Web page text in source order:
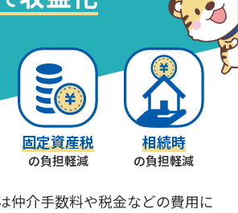
固定資産税
の負担軽減
相続時
の負担軽減
仲介手数料や税金などの費用に